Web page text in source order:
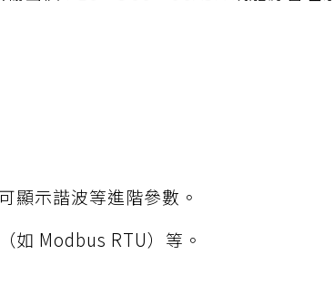
顯示諧波等進階參數。
如 Modbus RTU）等。